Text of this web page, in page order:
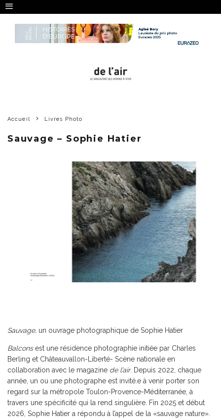
Accueil Livres Photo
Sauvage – Sophie Hatier
Sauvage, un ouvrage photographique de Sophie Hatier
Balconsest une résidence photographie initiée par Charles
Berling et Châteauvallon-Liberté- Scène nationale en
collaboration avec le magazine de l’air. Depuis 2022, chaque
année, un ou une photographe est invité.e à venir porter son
regard sur la métropole Toulon-Provence-Méditerranée, à
travers une spécificité qui la rend singulière. Fin 2025 et début
2026, Sophie Hatier a répondu à l’appel de la «sauvage nature».